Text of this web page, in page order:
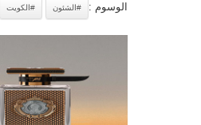
الوسوم : #الشئون #الكويت